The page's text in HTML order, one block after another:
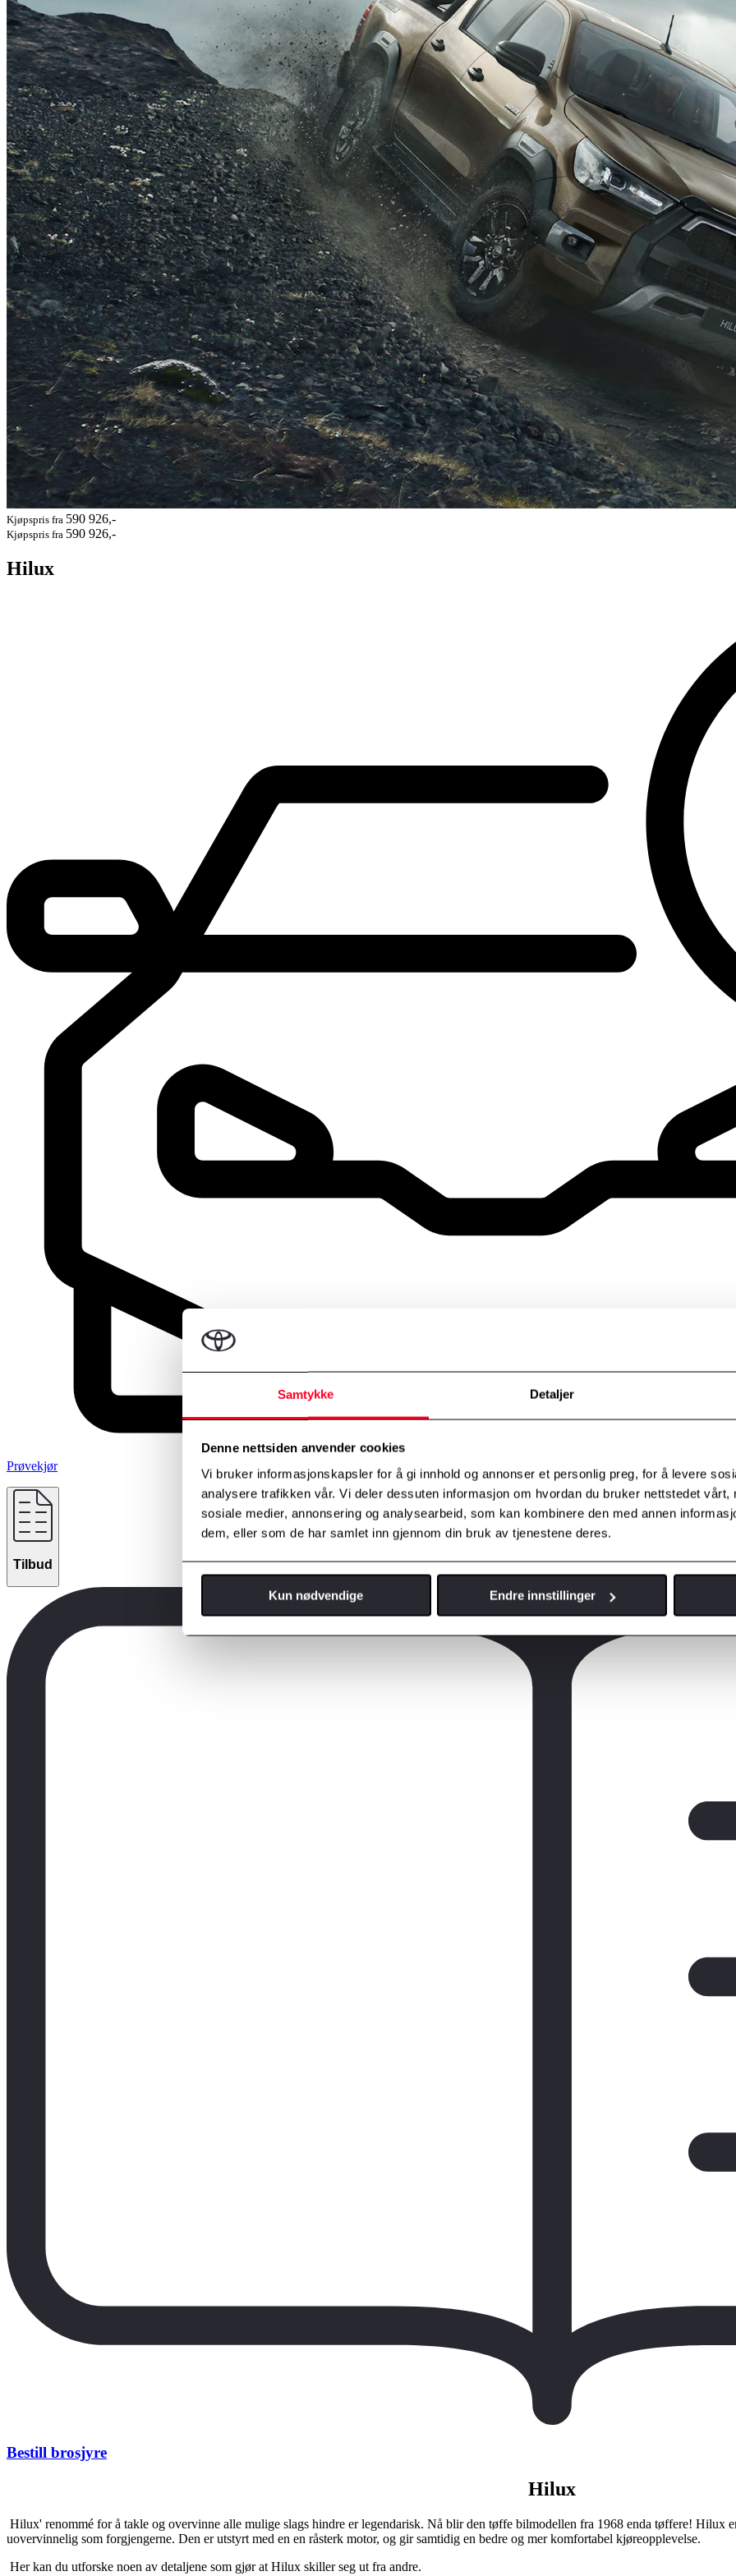
Samtykke Detaljer
Denne nettsiden anvender cookies
Vi bruker informasjonskapsler for å gi innhold og annonser et personlig preg, for å levere
analysere trafikken vår. Vi deler dessuten informasjon om hvordan du bruker nettstedet vårt,
sosiale medier, annonsering og analysearbeid, som kan kombinere den med annen
dem, eller som de har samlet inn gjennom din bruk av tjenestene deres.
Kun nødvendige Endre innstillinger
Kjøpspris fra 590 926,-
Kjøpspris fra 590 926,-
Hilux
Prøvekjør
Tilbud
Bestill brosjyre
Hilux
Hilux' renommé for å takle og overvinne alle mulige slags hindre er legendarisk. Nå blir den tøffe bilmodellen fra 1968 enda tøffere! Hilux
uovervinnelig som forgjengerne. Den er utstyrt med en en råsterk motor, og gir samtidig en bedre og mer komfortabel kjøreopplevelse.
Her kan du utforske noen av detaljene som gjør at Hilux skiller seg ut fra andre.